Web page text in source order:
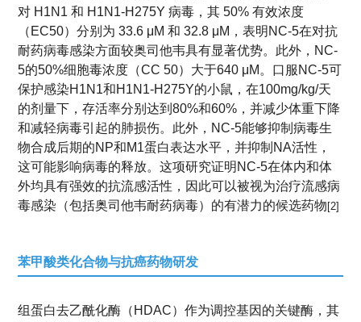
对 H1N1 和 H1N1-H275Y 病毒，其 50% 有效浓度
（EC50）分别为 33.6 μM 和 32.8 μM，表明NC-5在对抗
耐药病毒感染方面较奥司他韦具有显著优势。此外，NC-
5的50%细胞毒浓度（CC 50）大于640 μM。口服NC-5可
保护感染H1N1和H1N1-H275Y的小鼠，在100mg/kg/天
的剂量下，存活率分别达到80%和60%，并减少体重下降
和减轻病毒引起的肺损伤。此外，NC-5能够抑制病毒生
物合成后期的NP和M1蛋白表达水平，并抑制NA活性，
这可能影响病毒的释放。这项研究证明NC-5在体内和体
外均具有强效的抗流感活性，因此可以被视为治疗流感病
毒感染（包括奥司他韦耐药病毒）的有潜力的候选药物 [2]
苯甲酸类化合物与抗癌药物研发
组蛋白去乙酰化酶（HDAC）作为调控基因的关键酶，其